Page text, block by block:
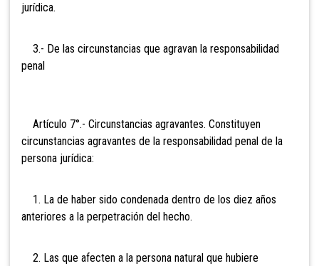
jurídica.
3.- De las circunstancias que agravan la responsabilidad
penal
Artículo 7°.- Circunstancias agravantes. Constituyen
circunstancias agravantes de la responsabilidad penal de la
persona jurídica:
1. La de haber sido condenada dentro de los diez años
anteriores a la perpetración del hecho.
2. Las que afecten a la persona natural que hubiere